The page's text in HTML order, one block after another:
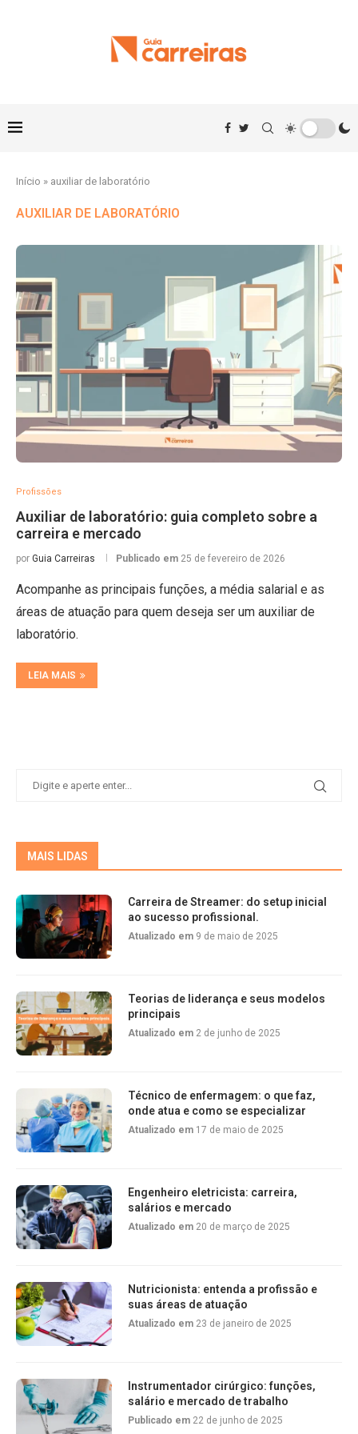
Início » auxiliar de laboratório
AUXILIAR DE LABORATÓRIO
Profissões
Auxiliar de laboratório: guia completo sobre a
carreira e mercado
por Guia Carreiras Publicado em 25 de fevereiro de 2026
Acompanhe as principais funções, a média salarial e as
áreas de atuação para quem deseja ser um auxiliar de
laboratório.
LEIA MAIS
MAIS LIDAS
Carreira de Streamer: do setup inicial
ao sucesso profissional.
Atualizado em 9 de maio de 2025
Teorias de liderança e seus modelos
principais
Atualizado em 2 de junho de 2025
Técnico de enfermagem: o que faz,
onde atua e como se especializar
Atualizado em 17 de maio de 2025
Engenheiro eletricista: carreira,
salários e mercado
Atualizado em 20 de março de 2025
Nutricionista: entenda a profissão e
suas áreas de atuação
Atualizado em 23 de janeiro de 2025
Instrumentador cirúrgico: funções,
salário e mercado de trabalho
Publicado em 22 de junho de 2025